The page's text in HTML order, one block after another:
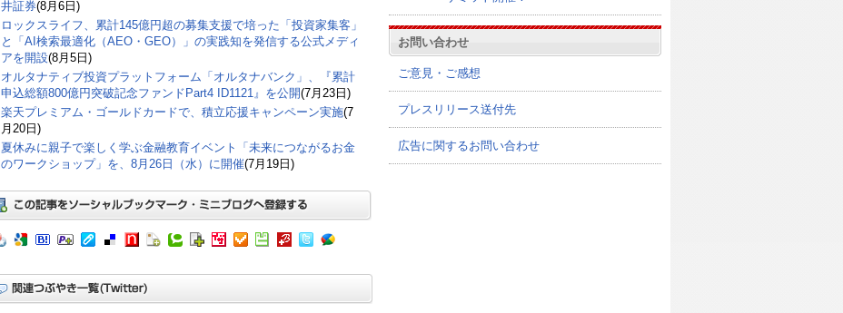
井証券(8月6日)
ロックスライフ、累計145億円超の募集支援で培った「投資家集客」
と「AI検索最適化（AEO・GEO）」の実践知を発信する公式メディ
アを開設(8月5日)
オルタナティブ投資プラットフォーム「オルタナバンク」、『累計
申込総額800億円突破記念ファンドPart4 ID1121』を公開(7月23日)
楽天プレミアム・ゴールドカードで、積立応援キャンペーン実施(7
月20日)
夏休みに親子で楽しく学ぶ金融教育イベント「未来につながるお金
のワークショップ」を、8月26日（水）に開催(7月19日)
お問い合わせ
ご意見・ご感想
プレスリリース送付先
広告に関するお問い合わせ